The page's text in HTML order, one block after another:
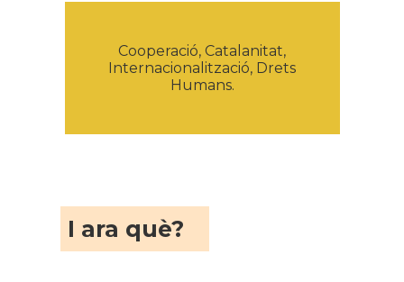
Cooperació, Catalanitat,
Internacionalització, Drets
Humans.
I ara què?